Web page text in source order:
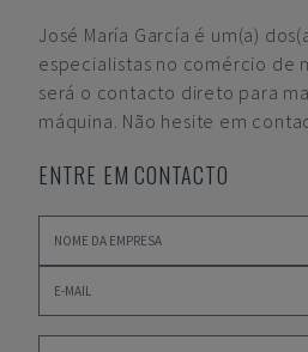
José María García é um(a)
especialistas no comércio de
será o contacto direto para
máquina. Não hesite em
ENTRE EM CONTACTO